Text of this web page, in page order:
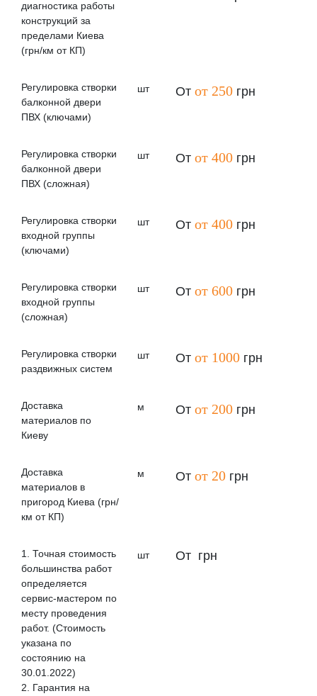
диагностика работы
конструкций за
пределами Киева
(грн/км от КП)
Регулировка створки
балконной двери
ПВХ (ключами)
шт От от 250 грн
Регулировка створки
балконной двери
ПВХ (сложная)
шт От от 400 грн
Регулировка створки
входной группы
(ключами)
шт От от 400 грн
Регулировка створки
входной группы
(сложная)
шт От от 600 грн
Регулировка створки
раздвижных систем
шт От от 1000 грн
Доставка
материалов по
Киеву
м От от 200 грн
Доставка
материалов в
пригород Киева (грн/
км от КП)
м От от 20 грн
1. Точная стоимость
большинства работ
определяется
сервис-мастером по
месту проведения
работ. (Стоимость
указана по
состоянию на
30.01.2022)
2. Гарантия на
шт От грн